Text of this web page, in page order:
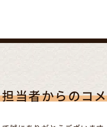
担当者からのコ